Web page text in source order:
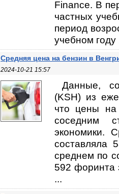
Finance. В
частных
период
учебном
Средняя цена на бензин в
2024-10-21 15:57
Данные,
(KSH) из
что цены
соседним
экономики.
составляла
среднем по
592 форинта
...